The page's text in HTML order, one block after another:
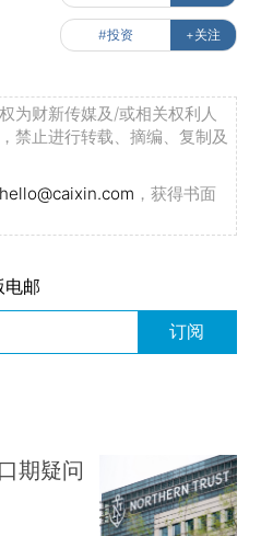
#投资 +关注
为财新传媒及/或相关权利人
禁止进行转载、摘编、复制及
hello@caixin.com ，获得书面
电邮
订阅
期疑问